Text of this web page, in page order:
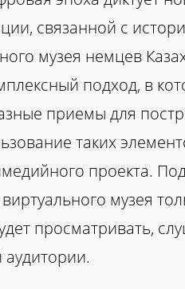
связанной с
музея немцев
подход, в
приемы для
таких
проекта.
виртуального музея
просматривать,
аудитории.